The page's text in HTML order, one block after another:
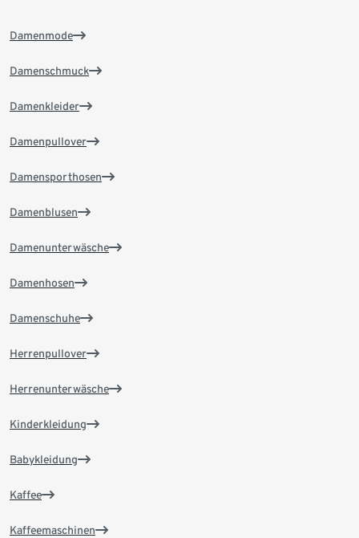
Damenmode
Damenschmuck
Damenkleider
Damenpullover
Damensporthosen
Damenblusen
Damenunterwäsche
Damenhosen
Damenschuhe
Herrenpullover
Herrenunterwäsche
Kinderkleidung
Babykleidung
Kaffee
Kaffeemaschinen